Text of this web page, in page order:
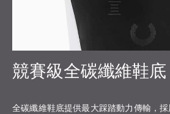
競賽級全碳纖維鞋底
全碳纖維鞋底提供最大踩踏動力傳輸，